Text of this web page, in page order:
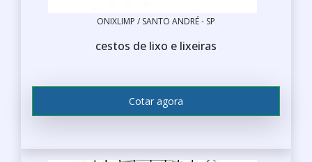
ONIXLIMP / SANTO ANDRÉ - SP
cestos de lixo e lixeiras
Cotar agora